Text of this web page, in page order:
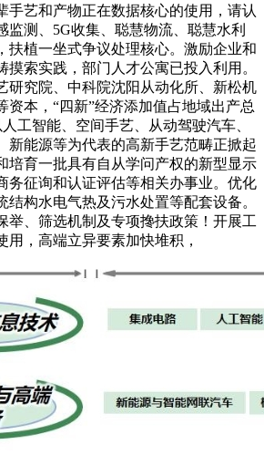
手艺和产物正在数据核心的使用，请认
监测、5G收集、聪慧物流、聪慧水利
扶植一坐式争议处理核心。激励企业和
摸索实践，部门人才公寓已投入利用。
研究院、中科院沈阳从动化所、新松机
资本，“四新”经济添加值占地域出产总
工智能、空间手艺、从动驾驶汽车、
新能源等为代表的高新手艺范畴正掀起
培育一批具有自从学问产权的新型显示
务征询和认证评估等相关办事业。优化
结构水电气热及污水处置等配套设备。
举、筛选机制及专项搀扶政策！开展工
用，高端立异要素加快堆积，